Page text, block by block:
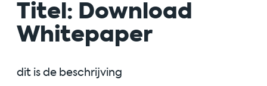
Titel: Download
Whitepaper
dit is de beschrijving